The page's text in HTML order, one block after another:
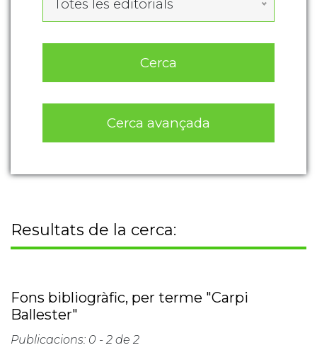
Cerca
Cerca avançada
Publicacions: 0 - 2 de 2